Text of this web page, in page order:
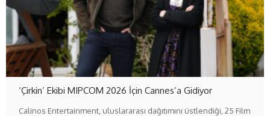
‘Çirkin’ Ekibi MIPCOM 2026 İçin Cannes’a Gidiyor
Calinos Entertainment, uluslararası dağıtımını üstlendiği, 25 Film